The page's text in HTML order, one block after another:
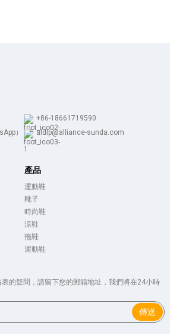
+86-18661719590
）
aldlp@alliance-sunda.com
產品
運動鞋
靴子
時尚鞋
涼鞋
拖鞋
運動鞋
的疑問，請留下您的郵箱地址，我們將在24小時
傳送